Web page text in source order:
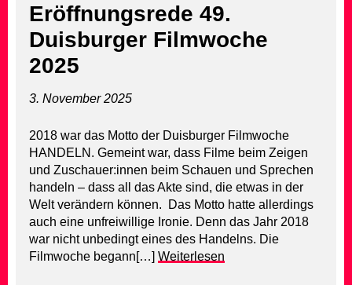
Eröffnungsrede 49.
Duisburger Filmwoche
2025
3. November 2025
2018 war das Motto der Duisburger Filmwoche
HANDELN. Gemeint war, dass Filme beim Zeigen
und Zuschauer:innen beim Schauen und Sprechen
handeln – dass all das Akte sind, die etwas in der
Welt verändern können. Das Motto hatte allerdings
auch eine unfreiwillige Ironie. Denn das Jahr 2018
war nicht unbedingt eines des Handelns. Die
Filmwoche begann[…] Weiterlesen